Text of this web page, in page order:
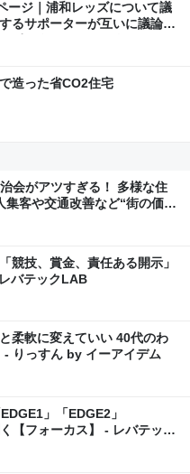
ージ｜浦和レッズについて議
るサポーターが互いに議論し
ポータルサイトです。
造った省CO2住宅
会がアツすぎる！ 多様な住
集客や交通改善など“街の価値
技、賞金、責任ある開示」
バテックLAB
柔軟に変えていい 40代のわ
- りっすん by イーアイデム
」「EDGE2」
【フォーカス】 - レバテック